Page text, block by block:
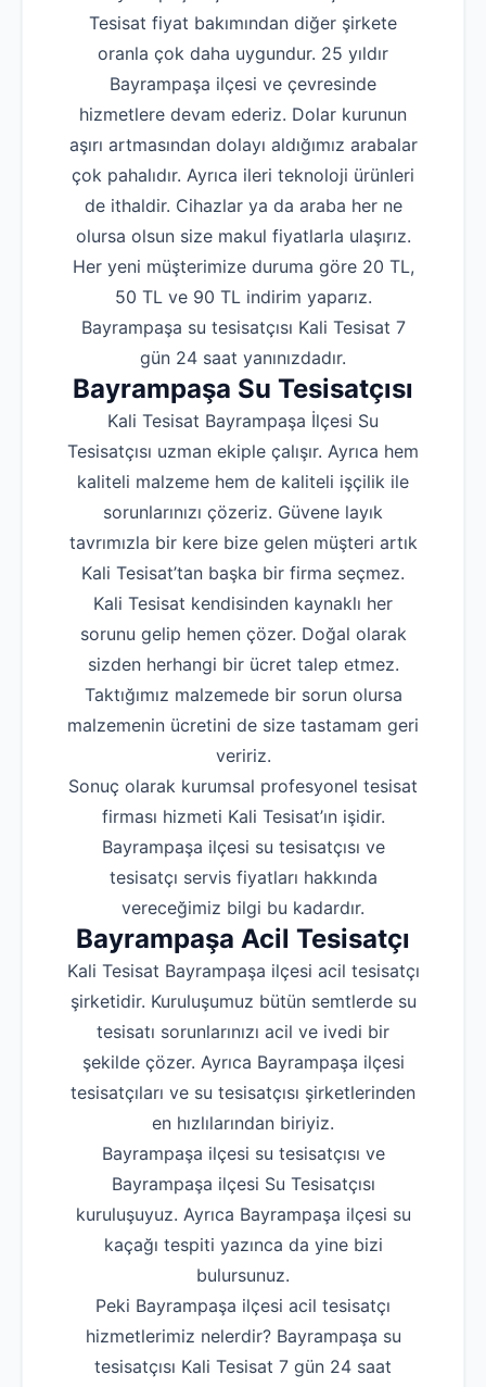
Tesisat fiyat bakımından diğer şirkete
oranla çok daha uygundur. 25 yıldır
Bayrampaşa ilçesi ve çevresinde
hizmetlere devam ederiz. Dolar kurunun
aşırı artmasından dolayı aldığımız arabalar
çok pahalıdır. Ayrıca ileri teknoloji ürünleri
de ithaldir. Cihazlar ya da araba her ne
olursa olsun size makul fiyatlarla ulaşırız.
Her yeni müşterimize duruma göre 20 TL,
50 TL ve 90 TL indirim yaparız.
Bayrampaşa su tesisatçısı Kali Tesisat 7
gün 24 saat yanınızdadır.
Bayrampaşa Su Tesisatçısı
Kali Tesisat Bayrampaşa İlçesi Su
Tesisatçısı uzman ekiple çalışır. Ayrıca hem
kaliteli malzeme hem de kaliteli işçilik ile
sorunlarınızı çözeriz. Güvene layık
tavrımızla bir kere bize gelen müşteri artık
Kali Tesisat’tan başka bir firma seçmez.
Kali Tesisat kendisinden kaynaklı her
sorunu gelip hemen çözer. Doğal olarak
sizden herhangi bir ücret talep etmez.
Taktığımız malzemede bir sorun olursa
malzemenin ücretini de size tastamam geri
veririz.
Sonuç olarak kurumsal profesyonel tesisat
firması hizmeti Kali Tesisat’ın işidir.
Bayrampaşa ilçesi su tesisatçısı ve
tesisatçı servis fiyatları hakkında
vereceğimiz bilgi bu kadardır.
Bayrampaşa Acil Tesisatçı
Kali Tesisat Bayrampaşa ilçesi acil tesisatçı
şirketidir. Kuruluşumuz bütün semtlerde su
tesisatı sorunlarınızı acil ve ivedi bir
şekilde çözer. Ayrıca Bayrampaşa ilçesi
tesisatçıları ve su tesisatçısı şirketlerinden
en hızlılarından biriyiz.
Bayrampaşa ilçesi su tesisatçısı ve
Bayrampaşa ilçesi Su Tesisatçısı
kuruluşuyuz. Ayrıca Bayrampaşa ilçesi su
kaçağı tespiti yazınca da yine bizi
bulursunuz.
Peki Bayrampaşa ilçesi acil tesisatçı
hizmetlerimiz nelerdir? Bayrampaşa su
tesisatçısı Kali Tesisat 7 gün 24 saat